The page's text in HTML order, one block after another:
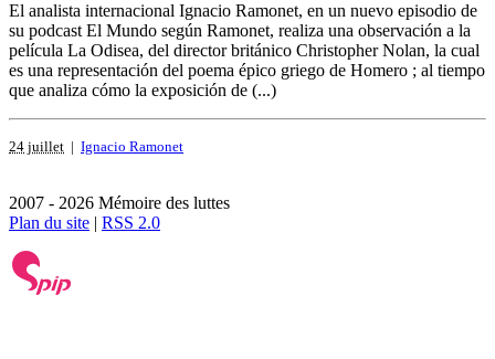
El analista internacional Ignacio Ramonet, en un nuevo episodio de
su podcast El Mundo según Ramonet, realiza una observación a la
película La Odisea, del director británico Christopher Nolan, la cual
es una representación del poema épico griego de Homero ; al tiempo
que analiza cómo la exposición de (...)
24 juillet | Ignacio Ramonet
2007 - 2026 Mémoire des luttes
Plan du site | RSS 2.0